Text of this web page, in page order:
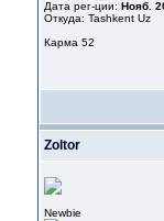
Дата рег-ции: Нояб.
Откуда: Tashkent Uz
Карма 52
Zoltor
Newbie